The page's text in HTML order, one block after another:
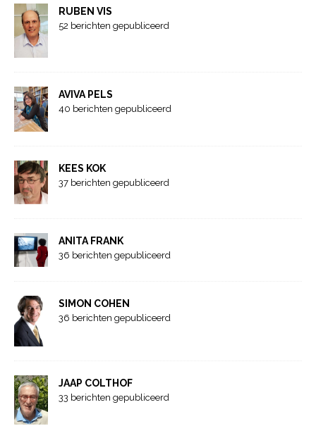
RUBEN VIS
52 berichten gepubliceerd
AVIVA PELS
40 berichten gepubliceerd
KEES KOK
37 berichten gepubliceerd
ANITA FRANK
36 berichten gepubliceerd
SIMON COHEN
36 berichten gepubliceerd
JAAP COLTHOF
33 berichten gepubliceerd